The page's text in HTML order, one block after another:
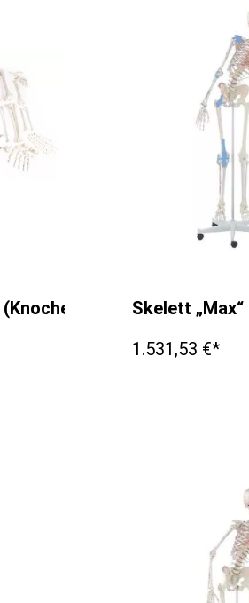
Skelett
1.531,53 €*